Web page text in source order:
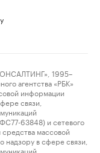
1995–
агентства «РБК»
информации
связи,
63848) и сетевого
средства массовой
в сфере связи,